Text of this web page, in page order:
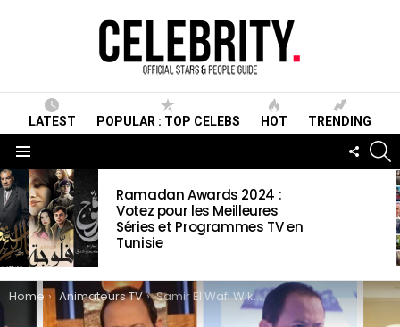
LATEST POPULAR : TOP CELEBS HOT TRENDING
LATEST
STORIES
Ramadan Awards 2024 :
Votez pour les Meilleures
Séries et Programmes TV en
Tunisie
You are here:
Home Animateurs TV Samir El Wafi Wiki, Biographie, Age, Taille, Mariage, Contact & Informations